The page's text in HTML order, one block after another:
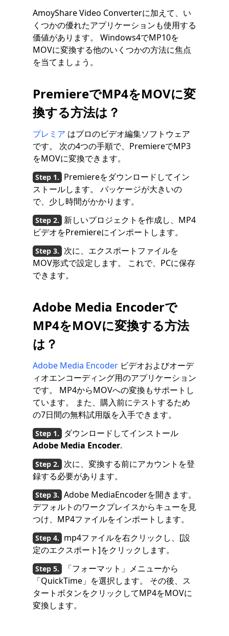
AmoyShare Video Converterに加えて、い
くつかの優れたアプリケーションも使用する
価値があります。 Windows4でMP10を
MOVに変換する他のいくつかの方法に焦点
を当てましょう。
PremiereでMP4をMOVに変
換する方法は？
プレミア はプロのビデオ編集ソフトウェア
です。 次の4つの手順で、PremiereでMP3
をMOVに変換できます。
Premiereをダウンロードしてイン
ストールします。 パッケージが大きいの
で、少し時間がかかります。
新しいプロジェクトを作成し、MP4
ビデオをPremiereにインポートします。
次に、エクスポートファイルを
MOV形式で設定します。 これで、PCに保存
できます。
Adobe Media Encoderで
MP4をMOVに変換する方法
は？
Adobe Media Encoder ビデオおよびオーデ
ィオエンコーディング用のアプリケーション
です。 MP4からMOVへの変換もサポートし
ています。 また、購入前にテストするため
の7日間の無料試用版を入手できます。
ダウンロードしてインストール
Adobe Media Encoder.
次に、変換する前にアカウントを登
録する必要があります。
Adobe MediaEncoderを開きます。
デフォルトのワークプレイスからキューを見
つけ、MP4ファイルをインポートします。
mp4ファイルを右クリックし、[設
定のエクスポート]をクリックします。
「フォーマット」メニューから
「QuickTime」を選択します。 その後、ス
タートボタンをクリックしてMP4をMOVに
変換します。